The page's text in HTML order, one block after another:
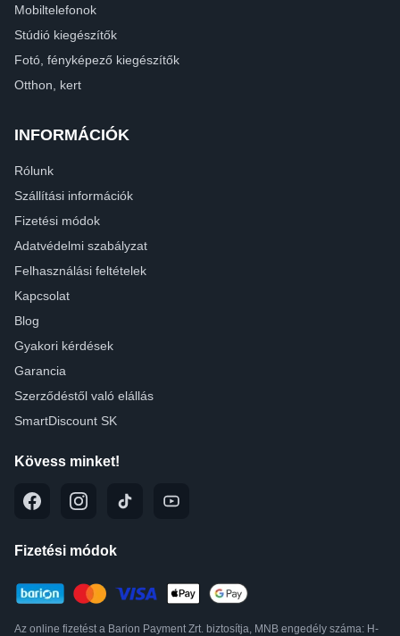
Mobiltelefonok
Stúdió kiegészítők
Fotó, fényképező kiegészítők
Otthon, kert
INFORMÁCIÓK
Rólunk
Szállítási információk
Fizetési módok
Adatvédelmi szabályzat
Felhasználási feltételek
Kapcsolat
Blog
Gyakori kérdések
Garancia
Szerződéstől való elállás
SmartDiscount SK
Kövess minket!
Fizetési módok
Az online fizetést a Barion Payment Zrt. biztosítja, MNB engedély száma: H-